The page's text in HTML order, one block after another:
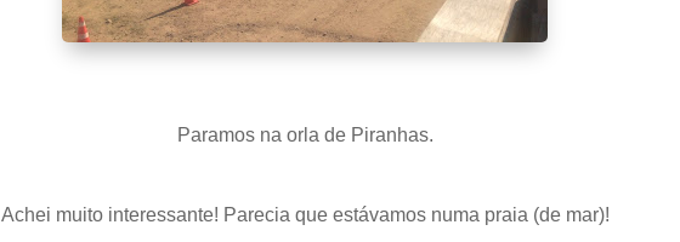
Paramos na orla de Piranhas.
Achei muito interessante! Parecia que estávamos numa praia (de mar)!